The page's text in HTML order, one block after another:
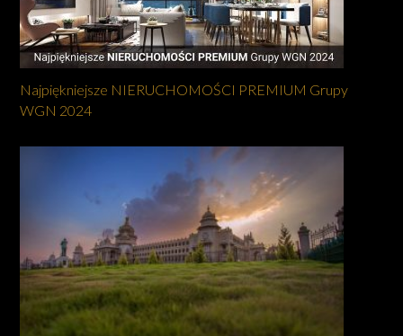
Najpiękniejsze NIERUCHOMOŚCI PREMIUM Grupy
WGN 2024